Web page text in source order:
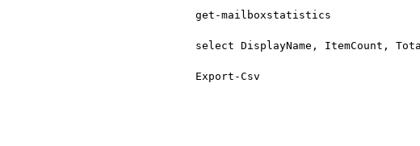
get-mailboxstatistics
select DisplayName, ItemCount,
Export-Csv